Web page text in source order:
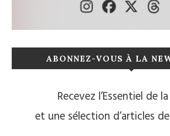
ABONNEZ-VOUS À LA
Recevez l’Essentiel de
et une sélection d’articles